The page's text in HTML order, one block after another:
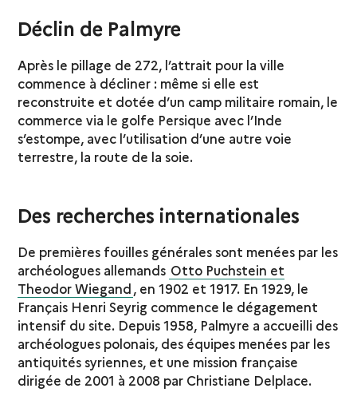
Déclin de Palmyre
Après le pillage de 272, l’attrait pour la ville
commence à décliner : même si elle est
reconstruite et dotée d’un camp militaire romain, le
commerce via le golfe Persique avec l’Inde
s’estompe, avec l’utilisation d’une autre voie
terrestre, la route de la soie.
Des recherches internationales
De premières fouilles générales sont menées par les
archéologues allemands Otto Puchstein et
Theodor Wiegand, en 1902 et 1917. En 1929, le
Français Henri Seyrig commence le dégagement
intensif du site. Depuis 1958, Palmyre a accueilli des
archéologues polonais, des équipes menées par les
antiquités syriennes, et une mission française
dirigée de 2001 à 2008 par Christiane Delplace.